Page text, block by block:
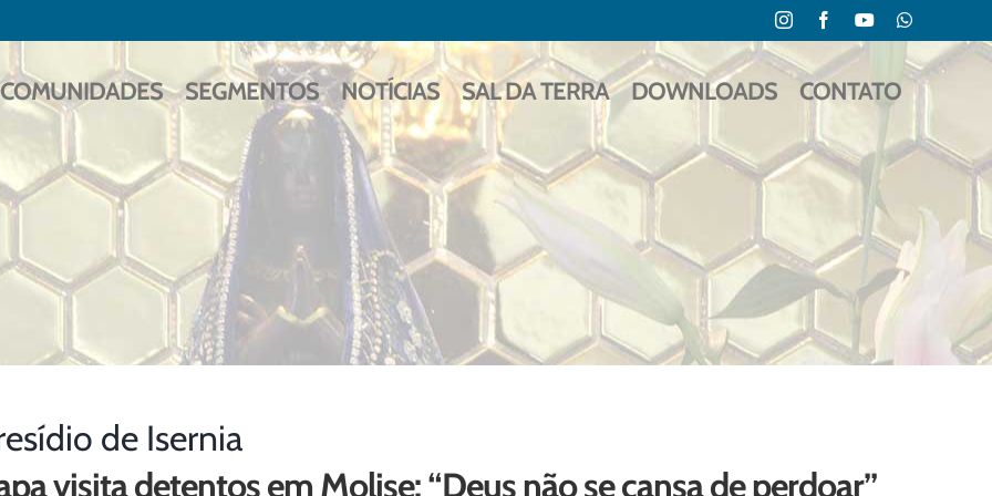
InstagramFacebookYouTubeWhatsApp
COMUNIDADES SEGMENTOS NOTÍCIAS SAL DA TERRA DOWNLOADS CONTATO
de Isernia
visita detentos em Molise: “Deus não se cansa de perdoar”